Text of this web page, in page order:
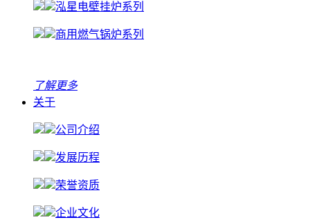
泓星电壁挂炉系列
商用燃气锅炉系列
了解更多
关于
公司介绍
发展历程
荣誉资质
企业文化